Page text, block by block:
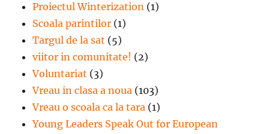
Proiectul Winterization (1)
Scoala parintilor (1)
Targul de la sat (5)
viitor in comunitate! (2)
Voluntariat (3)
Vreau in clasa a noua (103)
Vreau o scoala ca la tara (1)
Young Leaders Speak Out for European